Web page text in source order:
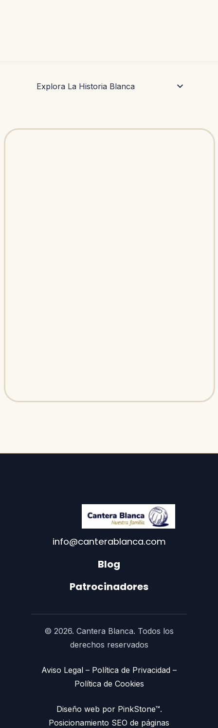
Explora La Historia Blanca
info@canterablanca.com
Blog
Patrocinadores
© 2026. Cantera Blanca. Todos los
derechos reservados
Aviso Legal – Política de Privacidad –
Política de Cookies
Diseño web por PinkStone™.
Posicionamiento SEO de páginas